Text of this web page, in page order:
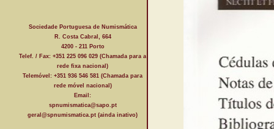
Sociedade Portuguesa de Numismática
R. Costa Cabral, 664
4200 - 211 Porto
Telef. / Fax: +351 225 096 029 (Chamada para a
rede fixa nacional)
Telemóvel: +351 936 546 581 (Chamada para
rede móvel nacional)
Email:
spnumismatica@sapo.pt
geral@spnumismatica.pt (ainda inativo)